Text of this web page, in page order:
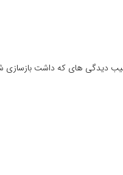
دیدگی های که داشت